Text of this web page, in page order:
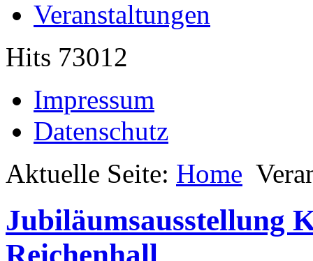
Veranstaltungen
Hits 73012
Impressum
Datenschutz
Aktuelle Seite: Home
Jubiläumsausstellung
Reichenhall